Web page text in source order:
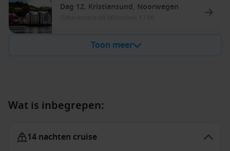
Dag 12. Kristiansund, Noorwegen
Toon meer
Wat is inbegrepen:
14 nachten cruise